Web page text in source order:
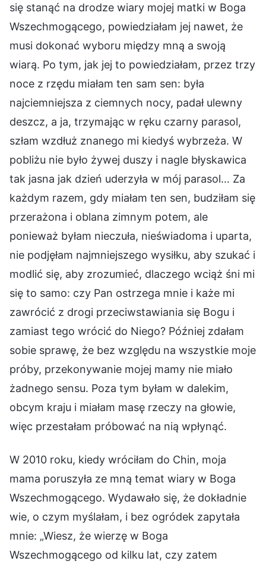
się stanąć na drodze wiary mojej matki w Boga
Wszechmogącego, powiedziałam jej nawet, że
musi dokonać wyboru między mną a swoją
wiarą. Po tym, jak jej to powiedziałam, przez trzy
noce z rzędu miałam ten sam sen: była
najciemniejsza z ciemnych nocy, padał ulewny
deszcz, a ja, trzymając w ręku czarny parasol,
szłam wzdłuż znanego mi kiedyś wybrzeża. W
pobliżu nie było żywej duszy i nagle błyskawica
tak jasna jak dzień uderzyła w mój parasol… Za
każdym razem, gdy miałam ten sen, budziłam się
przerażona i oblana zimnym potem, ale
ponieważ byłam nieczuła, nieświadoma i uparta,
nie podjęłam najmniejszego wysiłku, aby szukać i
modlić się, aby zrozumieć, dlaczego wciąż śni mi
się to samo: czy Pan ostrzega mnie i każe mi
zawrócić z drogi przeciwstawiania się Bogu i
zamiast tego wrócić do Niego? Później zdałam
sobie sprawę, że bez względu na wszystkie moje
próby, przekonywanie mojej mamy nie miało
żadnego sensu. Poza tym byłam w dalekim,
obcym kraju i miałam masę rzeczy na głowie,
więc przestałam próbować na nią wpłynąć.
W 2010 roku, kiedy wróciłam do Chin, moja
mama poruszyła ze mną temat wiary w Boga
Wszechmogącego. Wydawało się, że dokładnie
wie, o czym myślałam, i bez ogródek zapytała
mnie: „Wiesz, że wierzę w Boga
Wszechmogącego od kilku lat, czy zatem